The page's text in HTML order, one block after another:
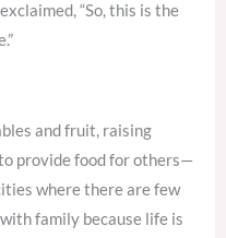
“So, this is the
and fruit, raising
provide food for others—
where there are few
family because life is